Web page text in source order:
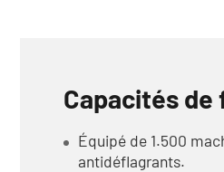
Capacités
Équipé de 1.500
antidéflagrants.